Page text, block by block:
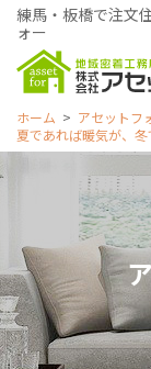
練馬・板橋で注文
ォー
ホーム アセットフ
夏であれば暖気が、冬